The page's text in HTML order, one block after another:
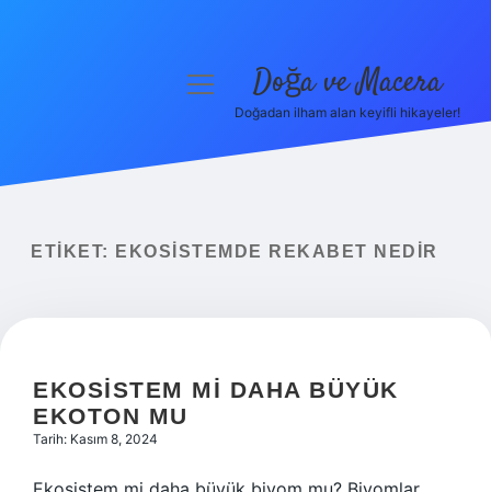
Yasal Uyarı
menüyü Doğa ve Macera
Doğadan ilham alan keyifli hikayeler!
ETIKET: EKOSISTEMDE REKABET NEDIR
EKOSISTEM MI DAHA BÜYÜK
EKOTON MU
Tarih: Kasım 8, 2024